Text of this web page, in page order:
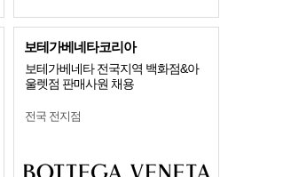
보테가베네타코리아
보테가베네타 전국지역 백화점&아
울렛점 판매사원 채용
전국 전지점